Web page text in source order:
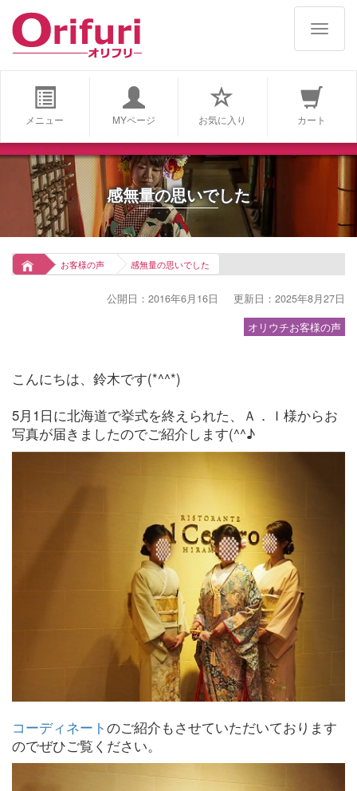
メニュー MYページ お気に入り カート
感無量の思いでした
お客様の声 感無量の思いでした
公開日：2016年6月16日 更新日：2025年8月27日
オリウチお客様の声
こんにちは、鈴木です(*^^*)
5月1日に北海道で挙式を終えられた、Ａ．Ｉ様からお
写真が届きましたのでご紹介します(^^♪
コーディネートのご紹介もさせていただいております
のでぜひご覧ください。